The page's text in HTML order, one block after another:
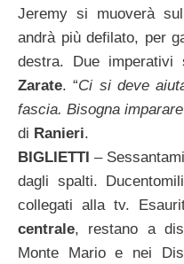
Jeremy si muoverà
andrà più defilato, per
destra. Due
Zarate. “Ci si deve
fascia. Bisogna
di Ranieri.
BIGLIETTI –
dagli spalti.
collegati alla tv.
centrale, restano a
Monte Mario e nei